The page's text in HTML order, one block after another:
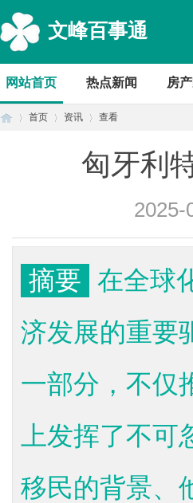
文峰百事通
网站首页 热点新闻 房
首页 资讯 查看
匈牙利
2025-
摘要 在全球
济发展的重要
一部分，不仅
上发挥了不
移民的背景、